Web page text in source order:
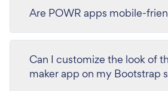
Are POWR apps mobile-
Can I customize the look of
maker app on my Bootstrap